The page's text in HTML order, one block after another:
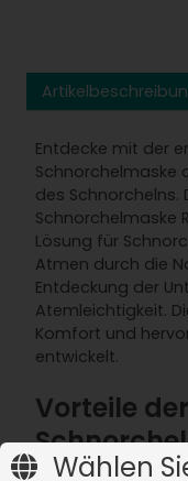
Entdecke mit der
Schnorchelmaske
des Schnorchelns.
Schnorchelmaske
Lösung für
Atmen durch die
Entdeckung der
Atemleichtigkeit.
Komfort und
entwickelt.
Vorteile
Wählen